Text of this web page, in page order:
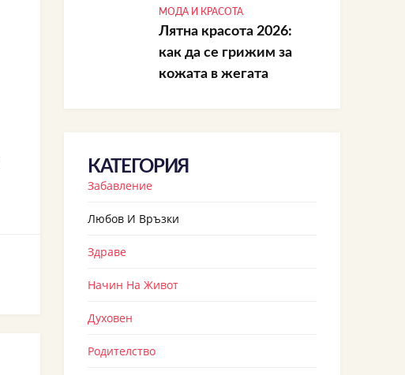
МОДА И КРАСОТА
Лятна красота 2026:
как да се грижим за
кожата в жегата
КАТЕГОРИЯ
Забавление
Любов И Връзки
Здраве
Начин На Живот
Духовен
Родителство